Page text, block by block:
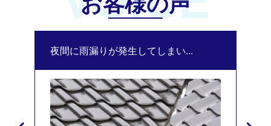
夜間に雨漏りが発生してしまい...